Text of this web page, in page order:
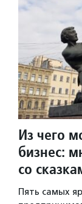
Из чего
бизнес:
со
Пять самых